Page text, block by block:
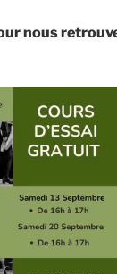
nous